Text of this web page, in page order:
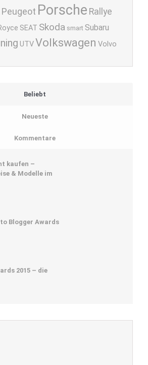
Peugeot Porsche Rallye
SEAT Skoda smart Subaru
UTVVolkswagen Volvo
Beliebt
Neueste
Kommentare
kaufen –
& Modelle im
Blogger Awards
2015 – die